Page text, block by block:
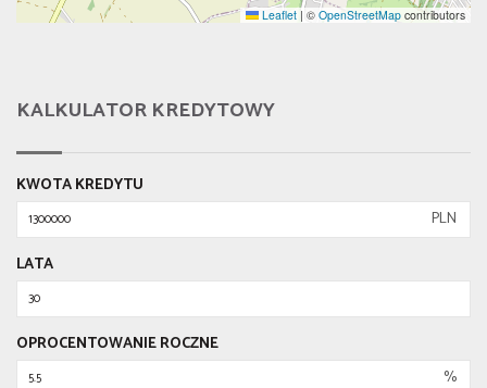
Leaflet | © OpenStreetMap contributors
KALKULATOR KREDYTOWY
KWOTA KREDYTU
PLN
LATA
OPROCENTOWANIE ROCZNE
%